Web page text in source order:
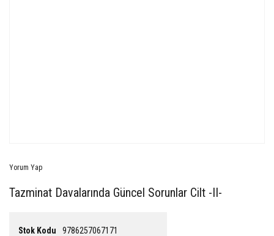
Yorum Yap
Tazminat Davalarında Güncel Sorunlar Cilt -II-
Stok Kodu 9786257067171